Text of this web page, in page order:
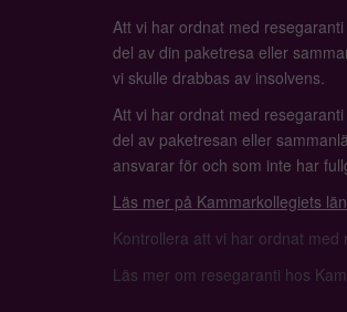
Att vi har ordnat med
del av din paketresa eller
vi skulle drabbas av insolvens.
Att vi har ordnat med
del av paketresan eller
ansvarar för och som inte har
Läs mer på Kammarkollegiets
Kontrollera att vi har ordnat med
Läs mer om resegaranti hos